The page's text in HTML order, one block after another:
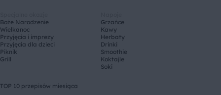
Boże Narodzenie
Wielkanoc
Przyjęcia i imprezy
Przyjęcia dla dzieci
Piknik
Grill
Grzańce
Kawy
Herbaty
Drinki
Smoothie
Koktajle
Soki
TOP 10 przepisów miesiąca